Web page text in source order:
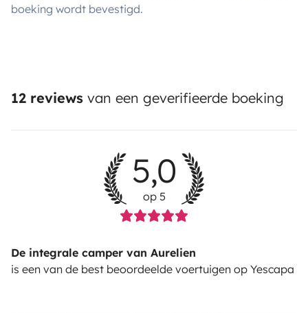
boeking wordt bevestigd.
12 reviews van een geverifieerde boeking
5,0
op 5
De integrale camper van Aurelien
is een van de best beoordeelde voertuigen op Yescapa